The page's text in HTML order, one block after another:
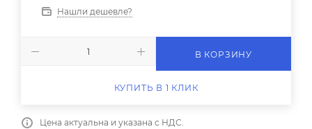
Нашли дешевле?
В КОРЗИНУ
КУПИТЬ В 1 КЛИК
Цена актуальна и указана с НДС.